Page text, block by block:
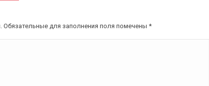
для заполнения поля помечены *